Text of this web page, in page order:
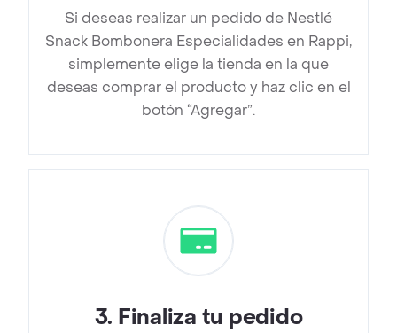
Si deseas realizar un pedido de Nestlé
Snack Bombonera Especialidades en Rappi,
simplemente elige la tienda en la que
deseas comprar el producto y haz clic en el
botón “Agregar”.
3. Finaliza tu pedido